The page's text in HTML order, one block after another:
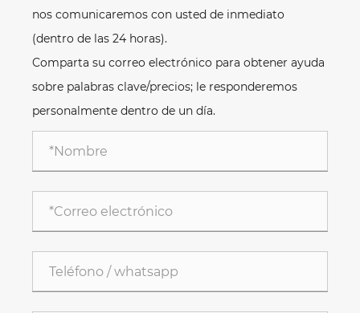
nos comunicaremos con usted de inmediato
(dentro de las 24 horas).
Comparta su correo electrónico para obtener ayuda
sobre palabras clave/precios; le responderemos
personalmente dentro de un día.